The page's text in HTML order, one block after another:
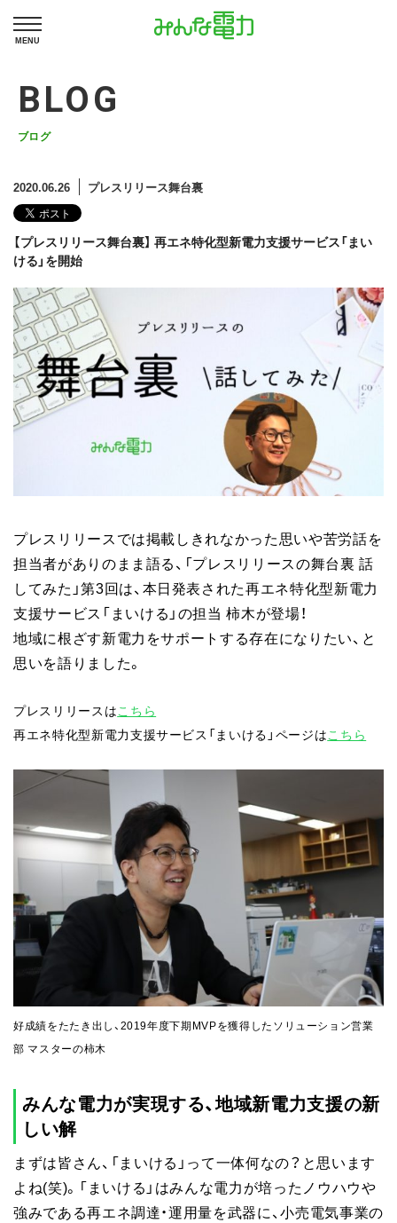
MENU
BLOG
ブログ
2020.06.26 プレスリリース舞台裏
【プレスリリース舞台裏】 再エネ特化型新電力支援サービス「まい
ける」を開始
プレスリリースでは掲載しきれなかった思いや苦労話を
担当者がありのまま語る、「プレスリリースの舞台裏 話
してみた」第3回は、本日発表された再エネ特化型新電力
支援サービス「まいける」の担当 柿木が登場！
地域に根ざす新電力をサポートする存在になりたい、と
思いを語りました。
プレスリリースはこちら
再エネ特化型新電力支援サービス「まいける」ページはこちら
好成績をたたき出し、2019年度下期MVPを獲得したソリューション営業
部 マスターの柿木
みんな電力が実現する、地域新電力支援の新
しい解
まずは皆さん、「まいける」って一体何なの？と思います
よね(笑)。「まいける」はみんな電力が培ったノウハウや
強みである再エネ調達・運用量を武器に、小売電気事業の